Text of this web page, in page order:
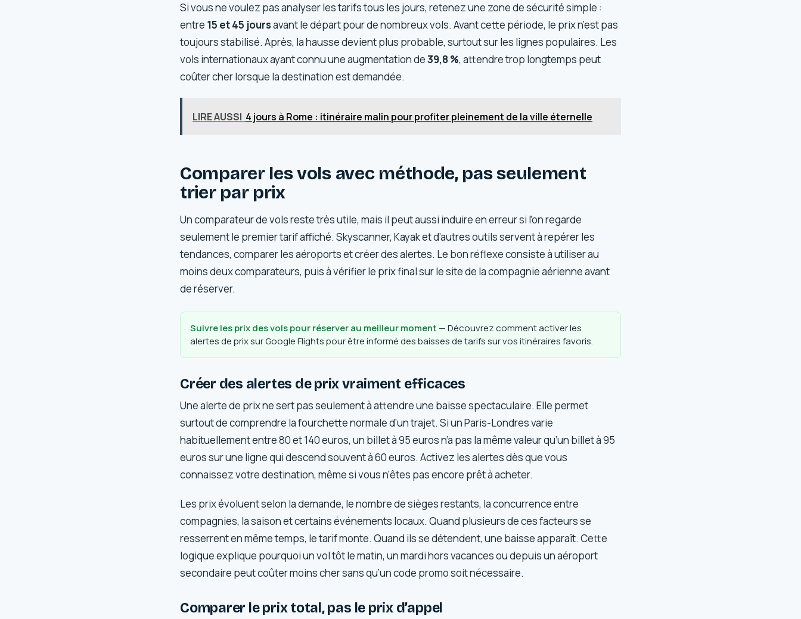
Si vous ne voulez pas analyser les tarifs tous les jours, retenez une zone de sécurité simple :
entre 15 et 45 joursavant le départ pour de nombreux vols. Avant cette période, le prix n’est pas
toujours stabilisé. Après, la hausse devient plus probable, surtout sur les lignes populaires. Les
vols internationaux ayant connu une augmentation de39,8 %, attendre trop longtemps peut
coûter cher lorsque la destination est demandée.
LIRE AUSSI 4 jours à Rome : itinéraire malin pour profiter pleinement de la ville éternelle
Comparer les vols avec méthode, pas seulement
trier par prix
Un comparateur de vols reste très utile, mais il peut aussi induire en erreur si l’on regarde
seulement le premier tarif affiché. Skyscanner, Kayak et d’autres outils servent à repérer les
tendances, comparer les aéroports et créer des alertes. Le bon réflexe consiste à utiliser au
moins deux comparateurs, puis à vérifier le prix final sur le site de la compagnie aérienne avant
de réserver.
Suivre les prix des vols pour réserver au meilleur moment — Découvrez comment activer les
alertes de prix sur Google Flights pour être informé des baisses de tarifs sur vos itinéraires favoris.
Créer des alertes de prix vraiment efficaces
Une alerte de prix ne sert pas seulement à attendre une baisse spectaculaire. Elle permet
surtout de comprendre la fourchette normale d’un trajet. Si un Paris-Londres varie
habituellement entre 80 et 140 euros, un billet à 95 euros n’a pas la même valeur qu’un billet à 95
euros sur une ligne qui descend souvent à 60 euros. Activez les alertes dès que vous
connaissez votre destination, même si vous n’êtes pas encore prêt à acheter.
Les prix évoluent selon la demande, le nombre de sièges restants, la concurrence entre
compagnies, la saison et certains événements locaux. Quand plusieurs de ces facteurs se
resserrent en même temps, le tarif monte. Quand ils se détendent, une baisse apparaît. Cette
logique explique pourquoi un vol tôt le matin, un mardi hors vacances ou depuis un aéroport
secondaire peut coûter moins cher sans qu’un code promo soit nécessaire.
Comparer le prix total, pas le prix d’appel